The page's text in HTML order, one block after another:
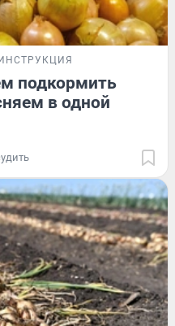
ИНСТРУКЦИЯ
подкормить
в одной